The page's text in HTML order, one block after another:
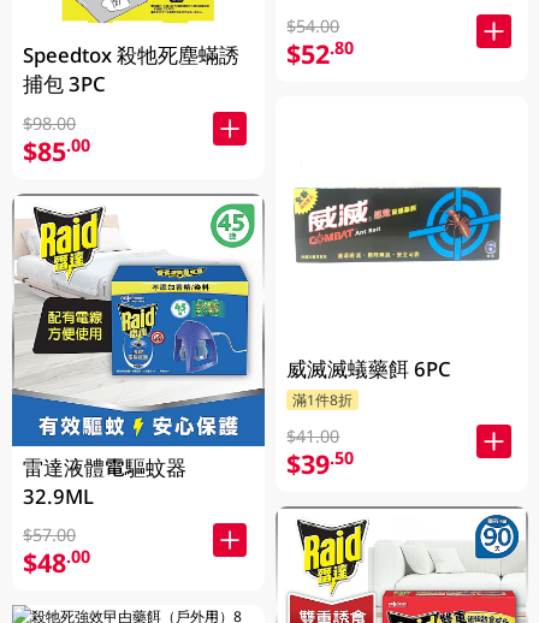
Speedtox 殺牠死塵蟎誘
捕包 3PC
$98.00
$85.00
雷達液體電驅蚊器
32.9ML
$57.00
$48.00
$54.00
$52.80
威滅滅蟻藥餌 6PC
滿1件8折
$41.00
$39.50